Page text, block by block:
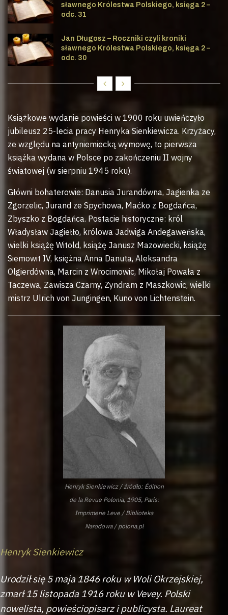
sławnego Królestwa Polskiego, księga 2 –
odc. 31
Jan Długosz – Roczniki czyli kroniki
sławnego Królestwa Polskiego, księga 2 –
odc. 30
Książkowe wydanie powieści w 1900 roku uwieńczyło
jubileusz 25-lecia pracy Henryka Sienkiewicza. Krzyżacy,
ze względu na antyniemiecką wymowę, to pierwsza
książka wydana w Polsce po zakończeniu II wojny
światowej (w sierpniu 1945 roku).
Główni bohaterowie: Danusia Jurandówna, Jagienka ze
Zgorzelic, Jurand ze Spychowa, Maćko z Bogdańca,
Zbyszko z Bogdańca. Postacie historyczne: król
Władysław Jagiełło, królowa Jadwiga Andegaweńska,
wielki książę Witold, książę Janusz Mazowiecki, książę
Siemowit IV, księżna Anna Danuta, Aleksandra
Olgierdówna, Marcin z Wrocimowic, Mikołaj Powała z
Taczewa, Zawisza Czarny, Zyndram z Maszkowic, wielki
mistrz Ulrich von Jungingen, Kuno von Lichtenstein.
Henryk Sienkiewicz / źródło: Édition
de la Revue Polonia, 1905, Paris:
Imprimerie Leve / Biblioteka
Narodowa / polona.pl
Henryk Sienkiewicz
Urodził się 5 maja 1846 roku w Woli Okrzejskiej,
zmarł 15 listopada 1916 roku w Vevey. Polski
nowelista, powieściopisarz i publicysta. Laureat